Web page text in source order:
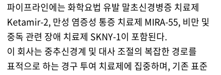
파이프라인에는 화학요법 유발 말초신경병증 치료제
Ketamir-2, 만성 염증성 통증 치료제 MIRA-55, 비만 및
중독 관련 장애 치료제 SKNY-1이 포함된다.
이 회사는 중추신경계 및 대사 조절의 복잡한 경로를
표적으로 하는 경구 투여 치료제에 집중하며, 기존 표준